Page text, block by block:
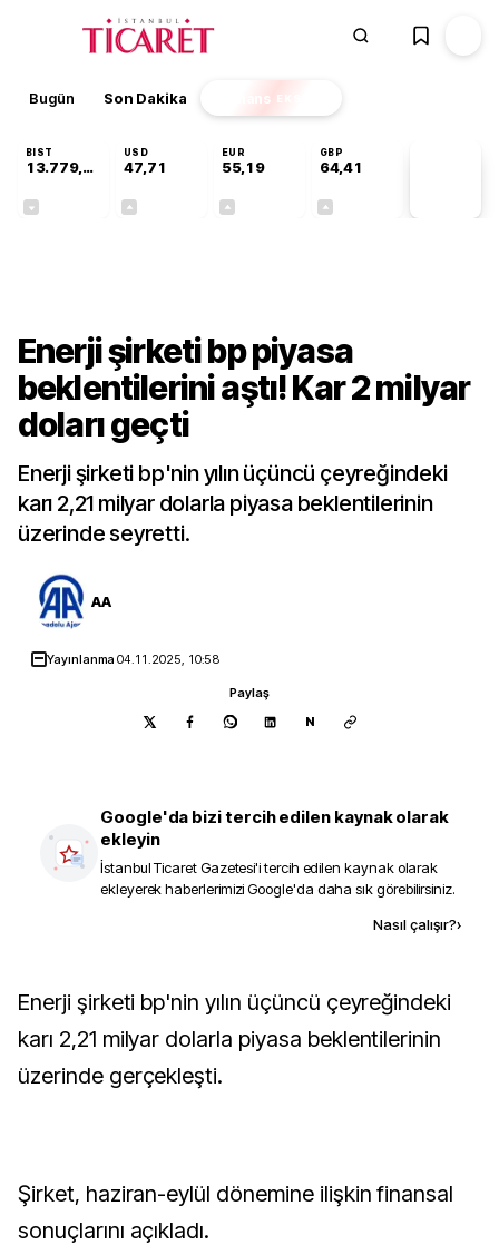
Bugün Son Dakika Finans EKSTRA
BIST
13.779,39
USD
47,71
EUR
55,19
GBP
64,41
Enerji şirketi bp piyasa
beklentilerini aştı! Kar 2 milyar
doları geçti
Enerji şirketi bp'nin yılın üçüncü çeyreğindeki
karı 2,21 milyar dolarla piyasa beklentilerinin
üzerinde seyretti.
AA
Yayınlanma04.11.2025, 10:58
Paylaş
N
Google'da bizi tercih edilen kaynak olarak
ekleyin
İstanbul Ticaret Gazetesi'i tercih edilen kaynak olarak
ekleyerek haberlerimizi Google'da daha sık görebilirsiniz.
Nasıl çalışır?›
Enerji şirketi bp'nin yılın üçüncü çeyreğindeki
karı 2,21 milyar dolarla piyasa beklentilerinin
üzerinde gerçekleşti.
Şirket, haziran-eylül dönemine ilişkin finansal
sonuçlarını açıkladı.